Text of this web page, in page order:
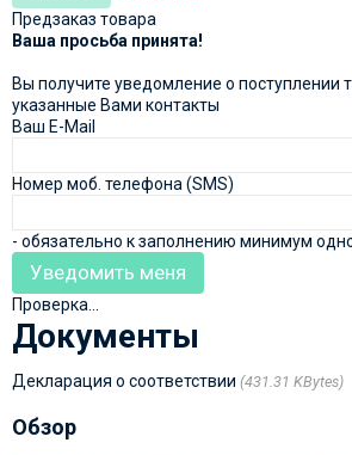
Предзаказ товара
Ваша просьба принята!
Вы получите уведомление о поступлении
указанные Вами контакты
Ваш E-Mail
Номер моб. телефона (SMS)
- обязательно к заполнению минимум
Проверка...
Документы
Декларация о соответствии 431.31 KBytes
Обзор